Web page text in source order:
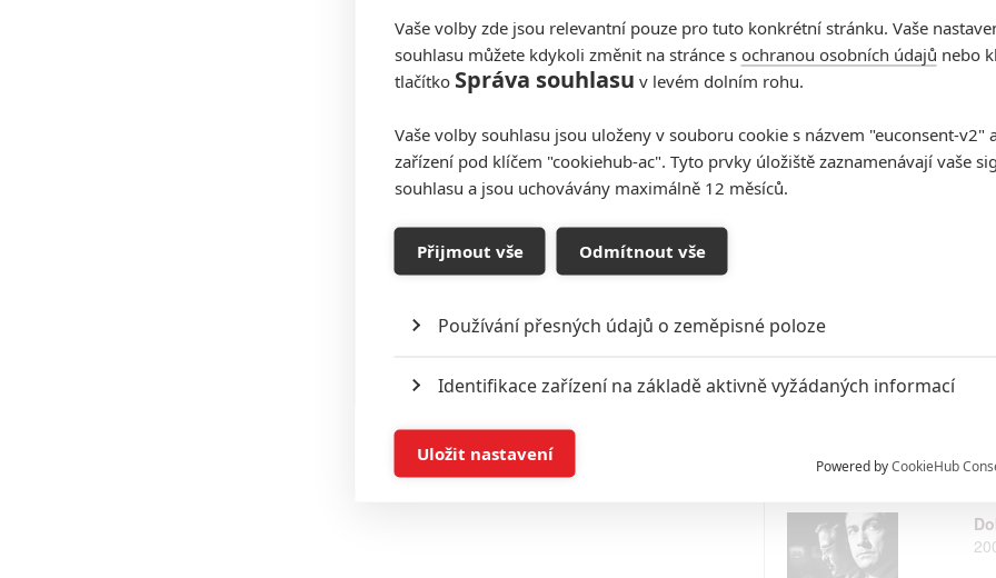
Vaše volby zde jsou relevantní pouze pro tuto konkrétní stránku. Vaše
souhlasu můžete kdykoli změnit na stránce s ochranou osobních údajů nebo
tlačítko Správa souhlasu v levém dolním rohu.
Vaše volby souhlasu jsou uloženy v souboru cookie s názvem "euconsent-v2"
zařízení pod klíčem "cookiehub-ac". Tyto prvky úložiště zaznamenávají vaše
souhlasu a jsou uchovávány maximálně 12 měsíců.
Přijmout vše Odmítnout vše
Používání přesných údajů o zeměpisné poloze
Identifikace zařízení na základě aktivně vyžádaných informací
Ukládání a/nebo přístup k informacím v zařízení
Reklama založená na omezených údajích a měření reklamy
Personalizovaný obsah, měření obsahu, průzkum publika a vývoj
Powered byCookieHub
Uložit nastavení